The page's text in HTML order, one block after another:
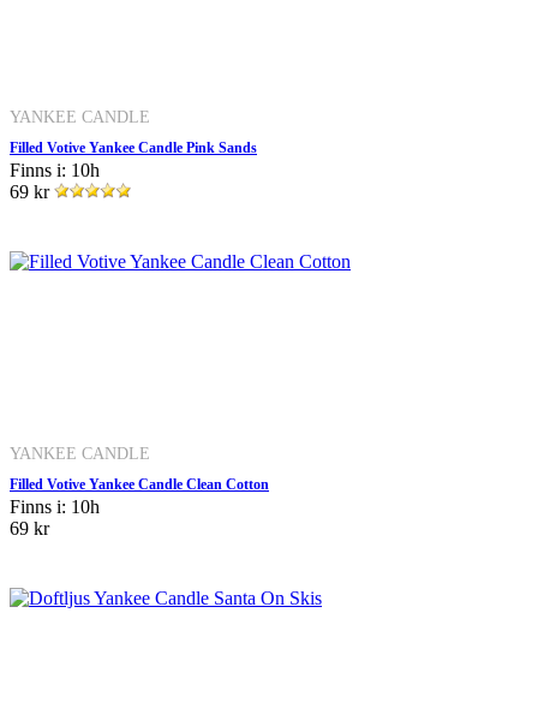
YANKEE CANDLE
Filled Votive Yankee Candle Pink Sands
Finns i: 10h
69 kr
YANKEE CANDLE
Filled Votive Yankee Candle Clean Cotton
Finns i: 10h
69 kr